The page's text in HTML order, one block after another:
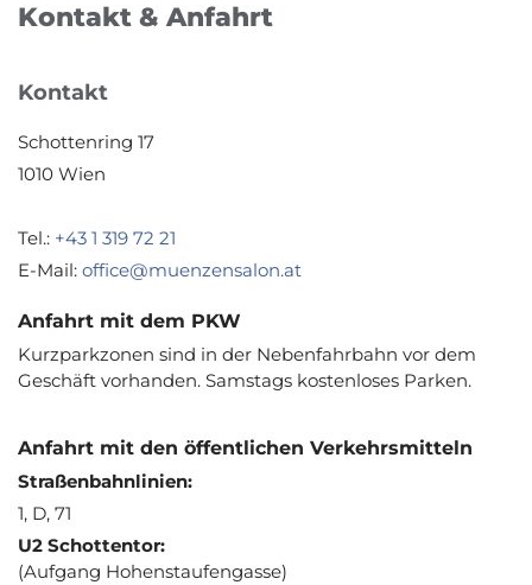
Kontakt & Anfahrt
Kontakt
Schottenring 17
1010 Wien
Tel.: +43 1 319 72 21
E-Mail: office@muenzensalon.at
Anfahrt mit dem PKW
Kurzparkzonen sind in der Nebenfahrbahn vor dem
Geschäft vorhanden. Samstags kostenloses Parken.
Anfahrt mit den öffentlichen Verkehrsmitteln
Straßenbahnlinien:
1, D, 71
U2 Schottentor:
(Aufgang Hohenstaufengasse)